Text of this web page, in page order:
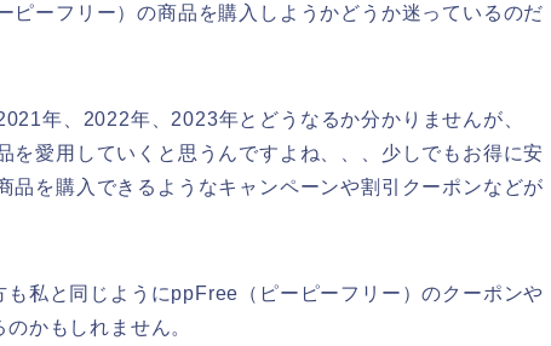
ピーフリー）の商品を購入しようかどうか迷っているのだ
年、2022年、2023年とどうなるか分かりませんが、
を愛用していくと思うんですよね、、、少しでもお得に安
品を購入できるようなキャンペーンや割引クーポンなどが
私と同じようにppFree（ピーピーフリー）のクーポンや
かもしれません。